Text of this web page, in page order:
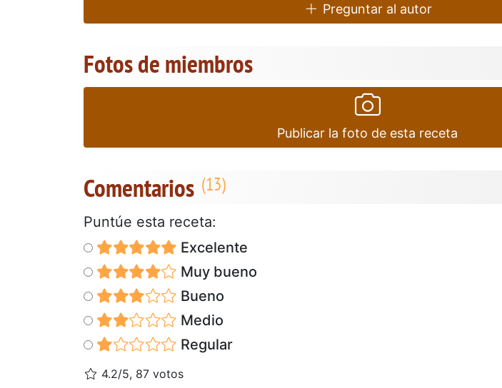
Preguntar al autor
Fotos de miembros
Publicar la foto de esta receta
Comentarios
Puntúe esta receta:
Excelente
Muy bueno
Bueno
Medio
Regular
4.2/5, 87 votos